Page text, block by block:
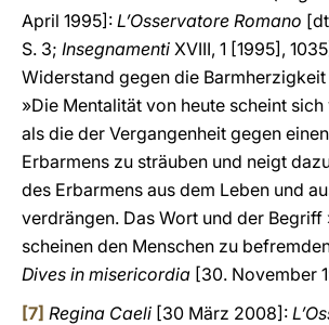
April 1995]: L’Osservatore Romano
S. 3; Insegnamenti XVIII, 1 [1995],
Widerstand gegen die
»Die Mentalität von heute scheint
als die der Vergangenheit gegen
Erbarmens zu sträuben und neigt
des Erbarmens aus dem Leben und
verdrängen. Das Wort und der Begriff
scheinen den Menschen zu
Dives in misericordia [30. November
[7] Regina Caeli [30 März 2008]: